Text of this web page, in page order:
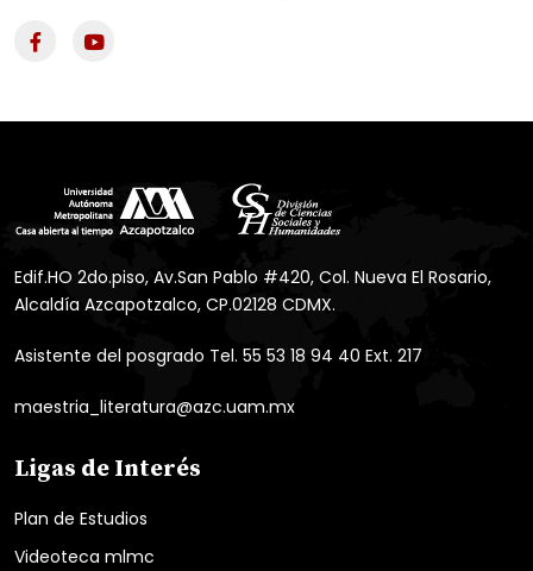
Edif.HO 2do.piso, Av.San Pablo #420, Col. Nueva El Rosario,
Alcaldía Azcapotzalco, CP.02128 CDMX.
Asistente del posgrado Tel. 55 53 18 94 40 Ext. 217
maestria_literatura@azc.uam.mx
Ligas de Interés
Plan de Estudios
Videoteca mlmc